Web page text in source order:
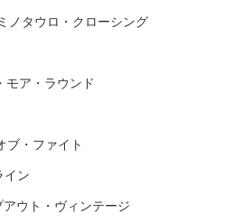
ノタウロ・クローシング
モア・ラウンド
ブ・ファイト
イン
アウト・ヴィンテージ